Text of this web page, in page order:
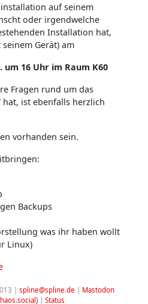
auf seinem
oder irgendwelche
Installation hat,
Gerät) am
um 16 Uhr im Raum K60
Fragen rund um das
hat, ist ebenfalls herzlich
vorhanden sein.
Backups
was ihr haben wollt
Linux)
| spline@spline.de | Mastodon
| Status